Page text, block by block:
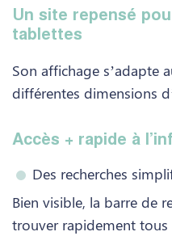
Un site repensé
tablettes
Son affichage s’adapte
différentes dimensions
Accès + rapide à
Des recherches
Bien visible, la barre de
trouver rapidement tous